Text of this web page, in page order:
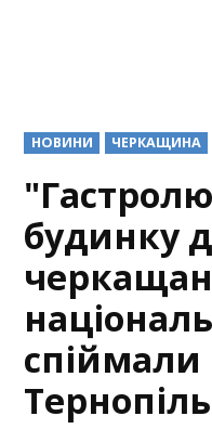
POSTED
IN
НОВИНИ ЧЕРКАЩИНА
будинку
спіймали